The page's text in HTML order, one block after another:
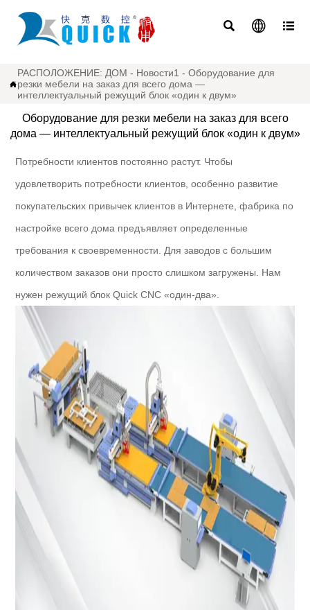
  

РАСПОЛОЖЕНИЕ: ДОМ - Новости1 -Оборудование для
резки мебели на заказ для всего дома —
интеллектуальный режущий блок «один к двум»
Оборудование для резки мебели на заказ для всего
дома — интеллектуальный режущий блок «один к двум»
Потребности клиентов постоянно растут. Чтобы
удовлетворить потребности клиентов, особенно развитие
покупательских привычек клиентов в Интернете, фабрика по
настройке всего дома предъявляет определенные
требования к своевременности. Для заводов с большим
количеством заказов они просто слишком загружены. Нам
нужен режущий блок Quick CNC «один-два».